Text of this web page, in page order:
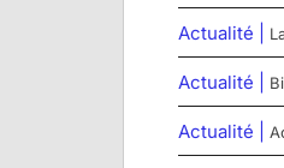
Actualité |
Actualité |
Actualité |